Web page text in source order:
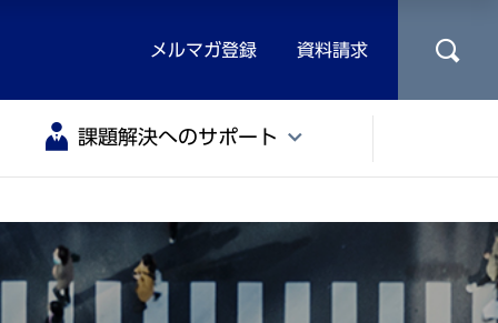
メルマガ登録 資料請求
課題解決へのサポート